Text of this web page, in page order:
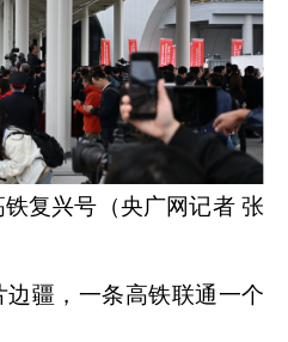
复兴号（央广网记者 张
疆，一条高铁联通一个